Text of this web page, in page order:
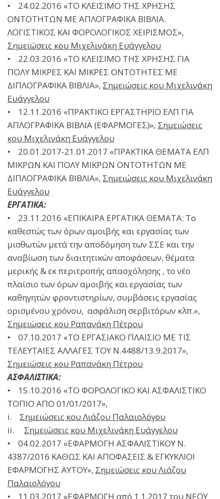
• 24.02.2016 «ΤΟ ΚΛΕΙΣΙΜΟ ΤΗΣ ΧΡΗΣΗΣ
ΟΝΤΟΤΗΤΩΝ ΜΕ ΑΠΛΟΓΡΑΦΙΚΑ ΒΙΒΛΙΑ.
ΛΟΓΙΣΤΙΚΟΣ ΚΑΙ ΦΟΡΟΛΟΓΙΚΟΣ ΧΕΙΡΙΣΜΟΣ»,
Σημειώσεις κου Μιχελινάκη Ευάγγελου
• 22.03.2016 «ΤΟ ΚΛΕΙΣΙΜΟ ΤΗΣ ΧΡΗΣΗΣ ΓΙΑ
ΠΟΛΥ ΜΙΚΡΕΣ ΚΑΙ ΜΙΚΡΕΣ ΟΝΤΟΤΗΤΕΣ ΜΕ
ΔΙΠΛΟΓΡΑΦΙΚΑ ΒΙΒΛΙΑ», Σημειώσεις κου Μιχελινάκη
Ευάγγελου
• 12.11.2016 «ΠΡΑΚΤΙΚΟ ΕΡΓΑΣΤΗΡΙΟ ΕΛΠ ΓΙΑ
ΑΠΛΟΓΡΑΦΙΚΑ ΒΙΒΛΙΑ (ΕΦΑΡΜΟΓΕΣ)», Σημειώσεις
κου Μιχελινάκη Ευάγγελου
• 20.01.2017-21.01.2017 «ΠΡΑΚΤΙΚΑ ΘΕΜΑΤΑ ΕΛΠ
ΜΙΚΡΩΝ ΚΑΙ ΠΟΛΥ ΜΙΚΡΩΝ ΟΝΤΟΤΗΤΩΝ ΜΕ
ΔΙΠΛΟΓΡΑΦΙΚΑ ΒΙΒΛΙΑ», Σημειώσεις κου Μιχελινάκη
Ευάγγελου
ΕΡΓΑΤΙΚΑ:
• 23.11.2016 «ΕΠΙΚΑΙΡΑ ΕΡΓΑΤΙΚΑ ΘΕΜΑΤΑ: Το
καθεστώς των όρων αμοιβής και εργασίας των
μισθωτών μετά την αποδόμηση των ΣΣΕ και την
αναβίωση των διαιτητικών αποφάσεων, θέματα
μερικής & εκ περιτροπής απασχόλησης , το νέο
πλαίσιο των όρων αμοιβής και εργασίας των
καθηγητών φροντιστηρίων, συμβάσεις εργασίας
ορισμένου χρόνου, ασφάλιση σερβιτόρων κλπ.»,
Σημειώσεις κου Ραπανάκη Πέτρου
• 07.10.2017 «ΤΟ ΕΡΓΑΣΙΑΚΟ ΠΛΑΙΣΙΟ ΜΕ ΤΙΣ
ΤΕΛΕΥΤΑΙΕΣ ΑΛΛΑΓΕΣ ΤΟΥ Ν.4488/13.9.2017»,
Σημειώσεις κου Ραπανάκη Πέτρου
ΑΣΦΑΛΙΣΤΙΚΑ:
• 15.10.2016 «ΤΟ ΦΟΡΟΛΟΓΙΚΟ ΚΑΙ ΑΣΦΑΛΙΣΤΙΚΟ
ΤΟΠΙΟ ΑΠΟ 01/01/2017»,
i. Σημειώσεις κου Λιάζου Παλαιολόγου
ii. Σημειώσεις κου Μιχελινάκη Ευάγγελου
• 04.02.2017 «ΕΦΑΡΜΟΓΗ ΑΣΦΑΛΙΣΤΙΚΟΥ Ν.
4387/2016 ΚΑΘΩΣ ΚΑΙ ΑΠΟΦΑΣΕΙΣ & ΕΓΚΥΚΛΙΟΙ
ΕΦΑΡΜΟΓΗΣ ΑΥΤΟΥ», Σημειώσεις κου Λιάζου
Παλαιολόγου
• 11.03.2017 «ΕΦΑΡΜΟΓΗ από 1.1.2017 του ΝΕΟΥ